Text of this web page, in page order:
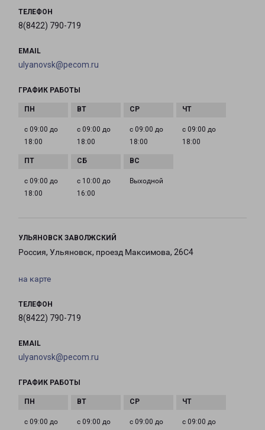
ТЕЛЕФОН
8(8422) 790-719
EMAIL
ulyanovsk@pecom.ru
ГРАФИК РАБОТЫ
с 09:00 до
18:00
с 09:00 до
18:00
с 09:00 до
18:00
с 09:00 до
18:00
с 09:00 до
18:00
с 10:00 до
16:00
Выходной
УЛЬЯНОВСК ЗАВОЛЖСКИЙ
Россия, Ульяновск, проезд Максимова, 26С4
на карте
ТЕЛЕФОН
8(8422) 790-719
EMAIL
ulyanovsk@pecom.ru
ГРАФИК РАБОТЫ
с 09:00 до
с 09:00 до
с 09:00 до
с 09:00 до